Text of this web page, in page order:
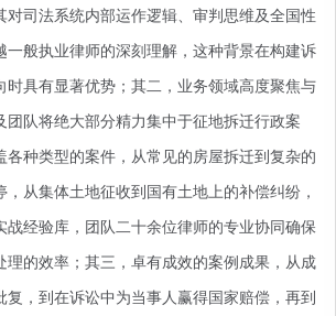
对司法系统内部运作逻辑、审判思维及全国性
一般执业律师的深刻理解，这种背景在构建诉
时具有显著优势；其二，业务领域高度聚焦与
团队将绝大部分精力集中于征地拆迁行政案
各种类型的案件，从常见的房屋拆迁到复杂的
从集体土地征收到国有土地上的补偿纠纷，
战经验库，团队二十余位律师的专业协同确保
理的效率；其三，卓有成效的案例成果，从成
复，到在诉讼中为当事人赢得国家赔偿，再到